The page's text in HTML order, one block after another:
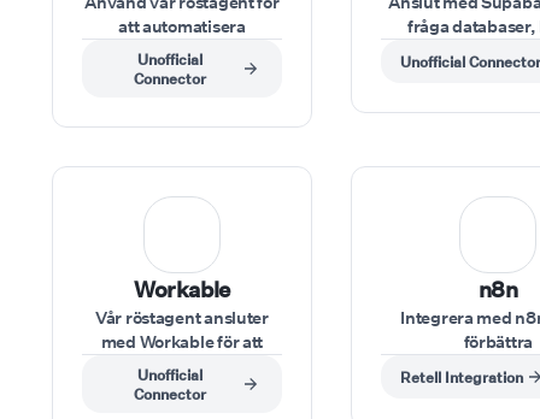
att automatisera
supportförfrågningar i
Zendesk, logga ärenden
via röstkommandon
Unofficial
Connector
fråga databaser,
poster eller
information
Unofficial
Workable
Vår röstagent ansluter
med Workable för att
hämta
kandidatinformation,
Unofficial
Connector
n8n
Integrera med
förbättra
nodes-retellai
Retell Integration